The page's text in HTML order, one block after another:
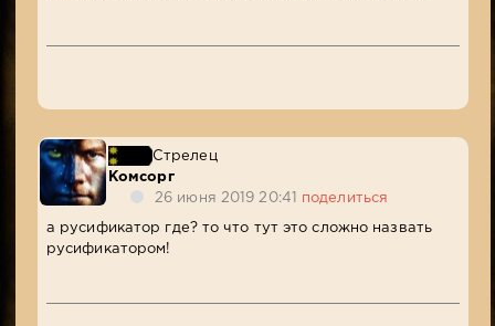
Стрелец
Комсорг
26 июня 2019 20:41 поделиться
а русификатор где? то что тут это сложно назвать
русификатором!